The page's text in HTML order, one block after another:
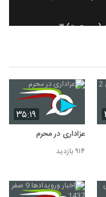
( مرجعیت) ۳
۳۵:۱۹
عزاداری در محرم
۹۱۴ بازدید